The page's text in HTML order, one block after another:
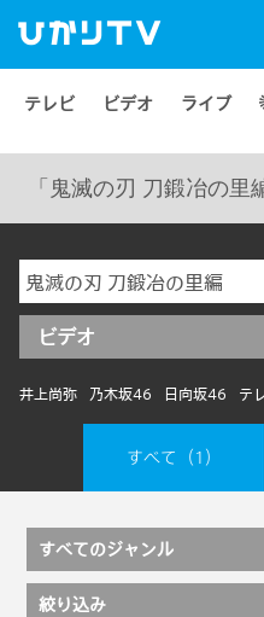
テレビ ビデオ ライブ
「鬼滅の刃 刀鍛冶の里
ビデオ
井上尚弥 乃木坂46 日向坂46 テ
すべて （1）
すべてのジャンル
絞り込み